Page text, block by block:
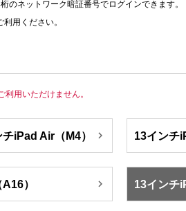
のネットワーク暗証番号でログインできます。
利用ください。
用いただけません。
iPad Air（M4）  13インチ
）  13インチ